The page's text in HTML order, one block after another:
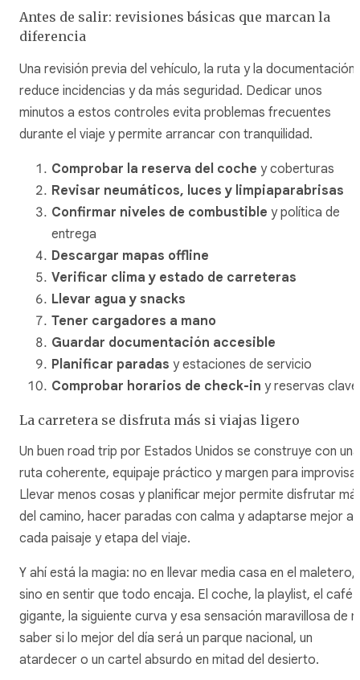
Antes de salir: revisiones básicas que marcan la
diferencia
Una revisión previa del vehículo, la ruta y la documentación
reduce incidencias y da más seguridad. Dedicar unos
minutos a estos controles evita problemas frecuentes
durante el viaje y permite arrancar con tranquilidad.
Comprobar la reserva del coche y coberturas
Revisar neumáticos, luces y limpiaparabrisas
Confirmar niveles de combustible y política de
entrega
Descargar mapas offline
Verificar clima y estado de carreteras
Llevar agua y snacks
Tener cargadores a mano
Guardar documentación accesible
Planificar paradas y estaciones de servicio
Comprobar horarios de check-in y reservas clave
La carretera se disfruta más si viajas ligero
Un buen road trip por Estados Unidos se construye con una
ruta coherente, equipaje práctico y margen para
Llevar menos cosas y planificar mejor permite disfrutar
del camino, hacer paradas con calma y adaptarse mejor a
cada paisaje y etapa del viaje.
Y ahí está la magia: no en llevar media casa en el maletero,
sino en sentir que todo encaja. El coche, la playlist, el café
gigante, la siguiente curva y esa sensación maravillosa de
saber si lo mejor del día será un parque nacional, un
atardecer o un cartel absurdo en mitad del desierto.